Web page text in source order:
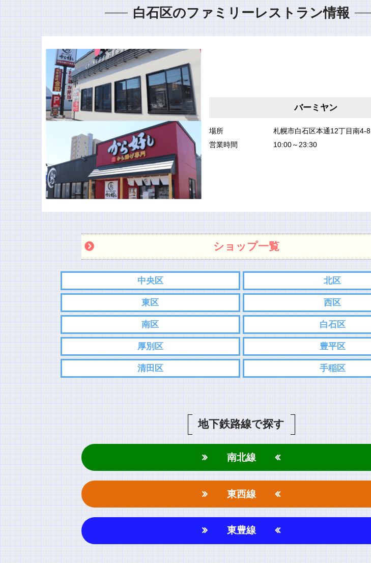
白石区のファミリーレストラン情報
バーミヤン
場所
札幌市白石区本通12丁目南4-8
営業時間
10:00～23:30
ショップ一覧
中央区 北区
東区 西区
南区 白石区
厚別区 豊平区
清田区 手稲区
地下鉄路線で探す
南北線
東西線
東豊線